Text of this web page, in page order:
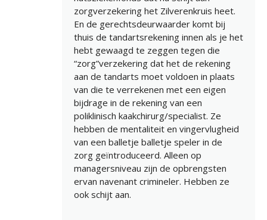
zorgverzekering het Zilverenkruis heet.
En de gerechtsdeurwaarder komt bij
thuis de tandartsrekening innen als je het
hebt gewaagd te zeggen tegen die
“zorg”verzekering dat het de rekening
aan de tandarts moet voldoen in plaats
van die te verrekenen met een eigen
bijdrage in de rekening van een
poliklinisch kaakchirurg/specialist. Ze
hebben de mentaliteit en vingervlugheid
van een balletje balletje speler in de
zorg geïntroduceerd. Alleen op
managersniveau zijn de opbrengsten
ervan navenant crimineler. Hebben ze
ook schijt aan.